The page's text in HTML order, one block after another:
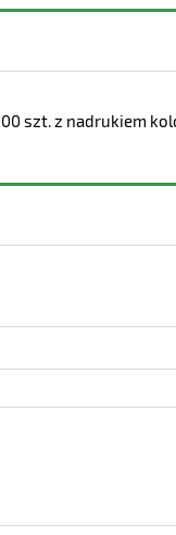
szt. z nadrukiem